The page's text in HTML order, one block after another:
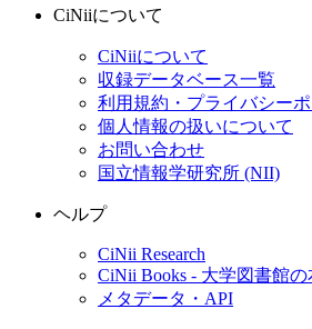
CiNiiについて
CiNiiについて
収録データベース一覧
利用規約・プライバシー
個人情報の扱いについて
お問い合わせ
国立情報学研究所 (NII)
ヘルプ
CiNii Research
CiNii Books - 大学図書館
メタデータ・API